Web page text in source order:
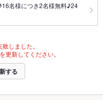
名様につき2名様無料♪24
しました。
更新してください。
する